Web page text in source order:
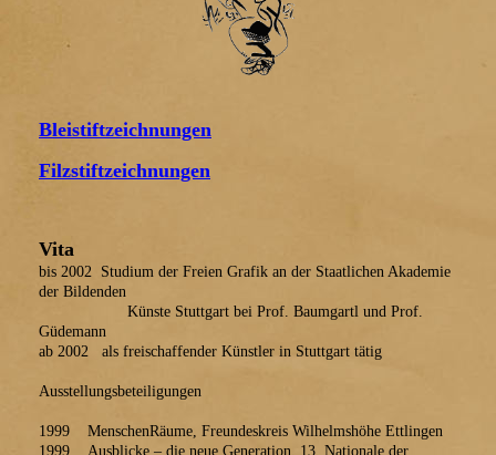
Bleistiftzeichnungen
Filzstiftzeichnungen
Vita
bis 2002 Studium der Freien Grafik an der Staatlichen Akademie
der Bildenden
Künste Stuttgart bei Prof. Baumgartl und Prof.
Güdemann
ab 2002 als freischaffender Künstler in Stuttgart tätig
Ausstellungsbeteiligungen
1999 MenschenRäume, Freundeskreis Wilhelmshöhe Ettlingen
1999 Ausblicke – die neue Generation, 13. Nationale der